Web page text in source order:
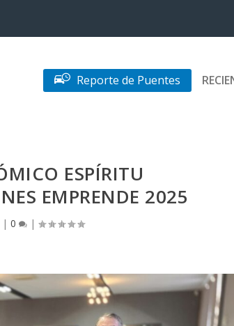
Reporte de Puentes
ESPÍRITU
EMPRENDE 2025
|0 |